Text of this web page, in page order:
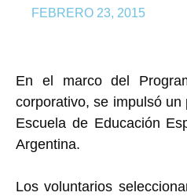
FEBRERO 23, 2015
En el marco del
corporativo, se impulsó
Escuela de Educación
Argentina.
Los voluntarios